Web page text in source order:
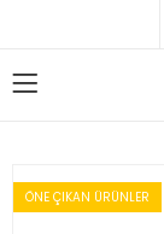
ÖNE ÇIKAN ÜRÜNLER